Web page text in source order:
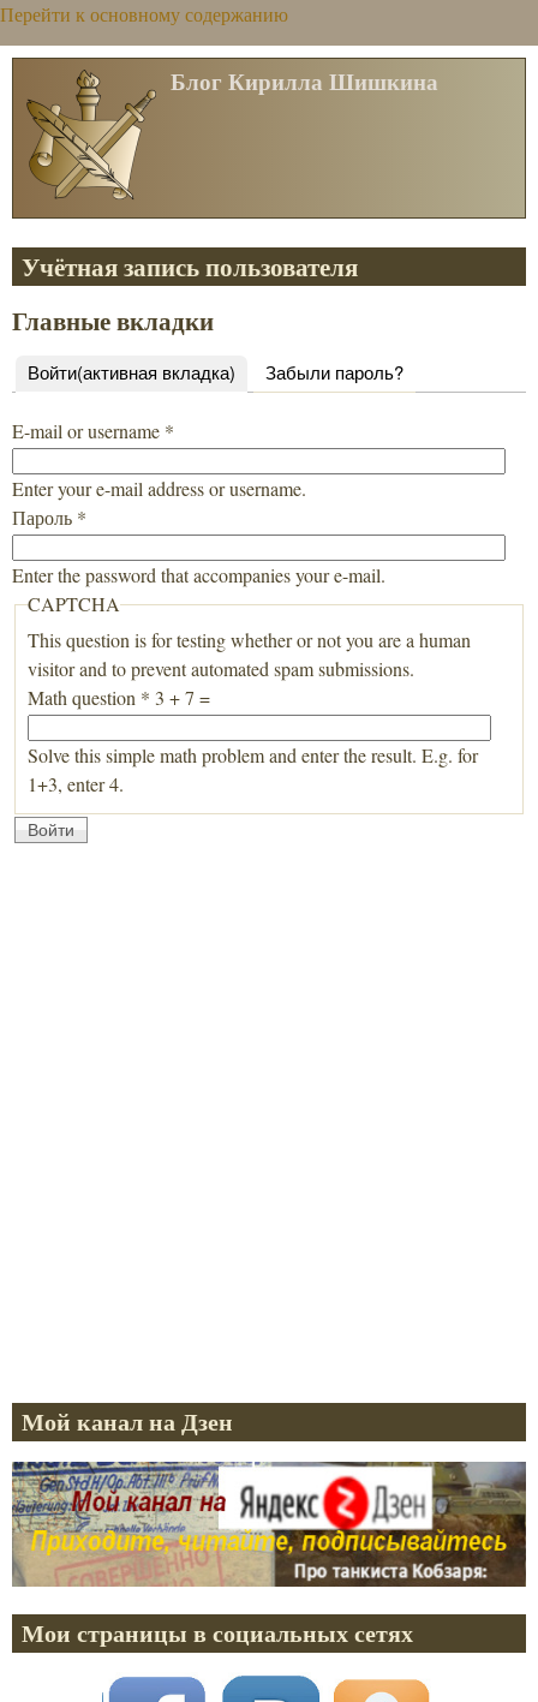
Перейти к основному содержанию
Блог Кирилла Шишкина
Учётная запись пользователя
Главные вкладки
Войти(активная вкладка) Забыли пароль?
E-mail or username *
Enter your e-mail address or username.
Пароль *
Enter the password that accompanies your e-mail.
CAPTCHA
This question is for testing whether or not you are a human
visitor and to prevent automated spam submissions.
Math question * 3 + 7 =
Solve this simple math problem and enter the result. E.g. for
1+3, enter 4.
Мой канал на Дзен
Мои страницы в социальных сетях